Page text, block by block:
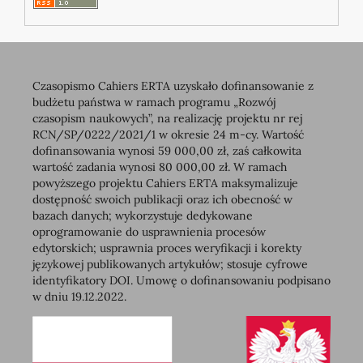
Czasopismo Cahiers ERTA uzyskało dofinansowanie z
budżetu państwa w ramach programu „Rozwój
czasopism naukowych”, na realizację projektu nr rej
RCN/SP/0222/2021/1 w okresie 24 m-cy. Wartość
dofinansowania wynosi 59 000,00 zł, zaś całkowita
wartość zadania wynosi 80 000,00 zł. W ramach
powyższego projektu Cahiers ERTA maksymalizuje
dostępność swoich publikacji oraz ich obecność w
bazach danych; wykorzystuje dedykowane
oprogramowanie do usprawnienia procesów
edytorskich; usprawnia proces weryfikacji i korekty
językowej publikowanych artykułów; stosuje cyfrowe
identyfikatory DOI. Umowę o dofinansowaniu podpisano
w dniu 19.12.2022.